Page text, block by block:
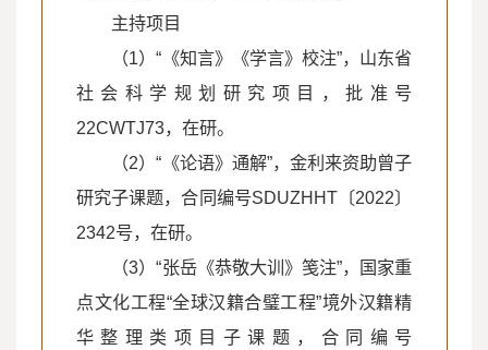
主持项目
（1）“《知言》《学言》校注”，山东省
社会科学规划研究项目，批准号
22CWTJ73，在研。
（2）“《论语》通解”，金利来资助曾子
研究子课题，合同编号SDUZHHT〔2022〕
2342号，在研。
（3）“张岳《恭敬大训》笺注”，国家重
点文化工程“全球汉籍合璧工程”境外汉籍精
华整理类项目子课题，合同编号